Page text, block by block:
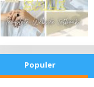
Populer